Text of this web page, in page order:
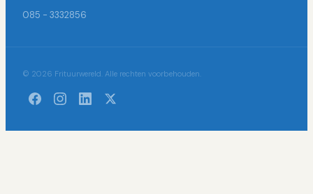
085 - 3332856
© 2026 Frituurwereld. Alle rechten voorbehouden.